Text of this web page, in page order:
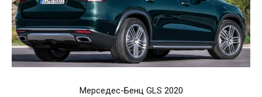
Мерседес-Бенц GLS 2020